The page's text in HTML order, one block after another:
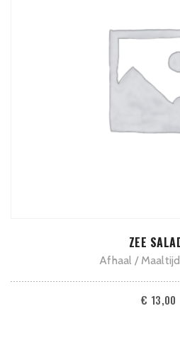
TOEVOEGEN AAN
ZEE
Afhaal
€ 13,00